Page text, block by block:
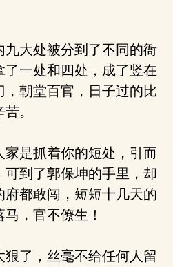
大处被分到了不同的衙
一处和四处，成了竖在
朝堂百官，日子过的比
。
是抓着你的短处，引而
到了郭保坤的手里，却
都敢闯，短短十几天的
，官不僚生！
了，丝毫不给任何人留